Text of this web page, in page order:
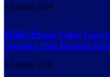
6 Agustus 2026
Miliki Enam Paket
Seorang Pria Berusia
5 Agustus 2026